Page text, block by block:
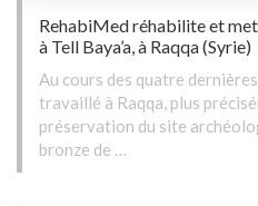
RehabiMed réhabilite et
à Tell Baya’a, à Raqqa (Syrie)
Au cours des quatre
travaillé à Raqqa, plus
préservation du site
bronze de …